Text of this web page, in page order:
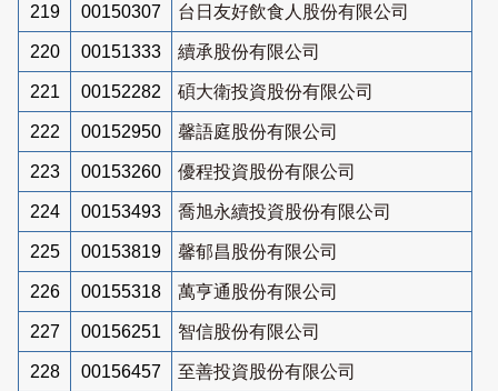
219 00150307 台日友好飲食人股份有限公司
220 00151333 續承股份有限公司
221 00152282 碩大衛投資股份有限公司
222 00152950 馨語庭股份有限公司
223 00153260 優程投資股份有限公司
224 00153493 喬旭永續投資股份有限公司
225 00153819 馨郁昌股份有限公司
226 00155318 萬亨通股份有限公司
227 00156251 智信股份有限公司
228 00156457 至善投資股份有限公司